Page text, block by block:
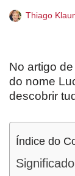
Thiago
No artigo
do nome
descobrir
Índice do